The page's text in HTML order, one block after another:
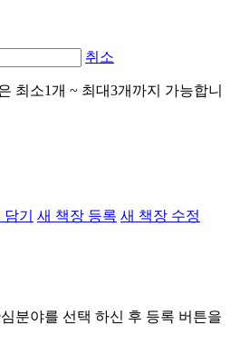
취소
최소1개 ~ 최대3개까지 가능합니
기 새 책장 등록 새 책장 수정
분야를 선택 하신 후 등록 버튼을